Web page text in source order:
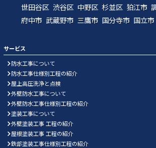
世田谷区 渋谷区 中野区 杉並区 狛江市
府中市 武蔵野市 三鷹市 国分寺市 国立市
サービス
防水工事について
防水工事仕様別工程の紹介
屋上高圧洗浄と点検
外壁防水工事について
外壁防水工事仕様別工程の紹介
塗装工事について
外壁塗装工事 工程の紹介
屋根塗装工事 工程の紹介
鉄部塗装工事仕様別工程の紹介